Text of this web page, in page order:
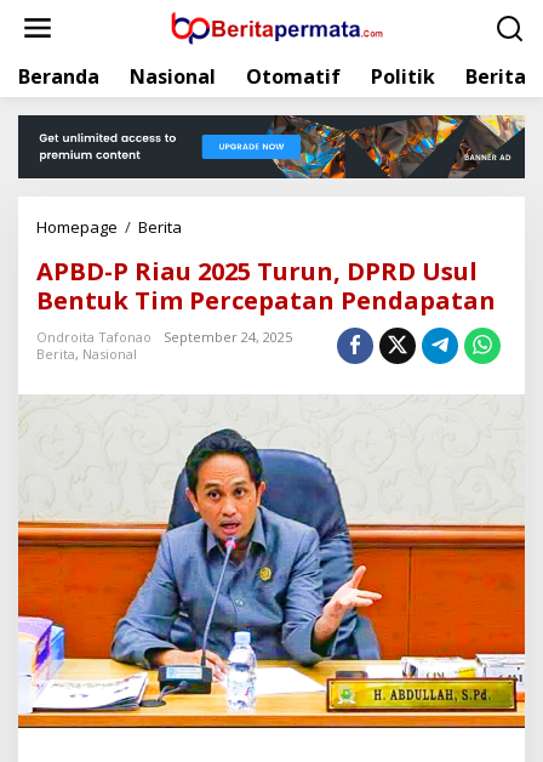
Beranda Nasional Otomatif Politik Berita
Homepage / Berita
B
D
P
i
2
0
2
5
T
u
r
u
n
,
D
APBD-P Riau 2025 Turun, DPRD Usul
Bentuk Tim Percepatan Pendapatan
Ondroita Tafonao
September 24, 2025
Berita, Nasional